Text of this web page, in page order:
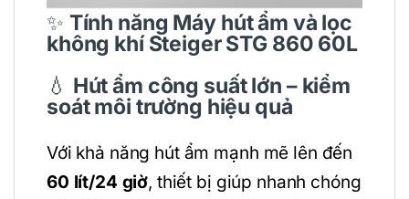
✨ Tính năng Máy hút ẩm và lọc
không khí Steiger STG 860 60L
💧 Hút ẩm công suất lớn – kiểm
soát môi trường hiệu quả
Với khả năng hút ẩm mạnh mẽ lên đến
60 lít/24 giờ, thiết bị giúp nhanh chóng